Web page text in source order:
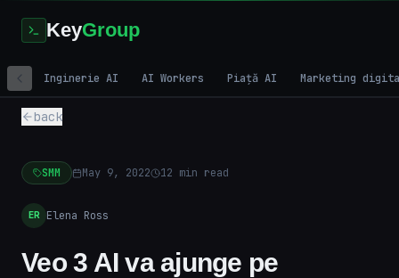
KeyGroup
Inginerie AI AI Workers Piață AI Marketing
back
SMM May 9, 2022 12 min read
ER Elena Ross
Veo 3 AI va ajunge pe